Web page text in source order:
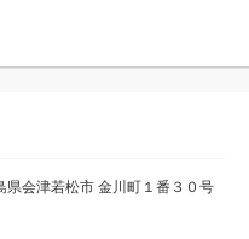
会津若松市 金川町１番３０号